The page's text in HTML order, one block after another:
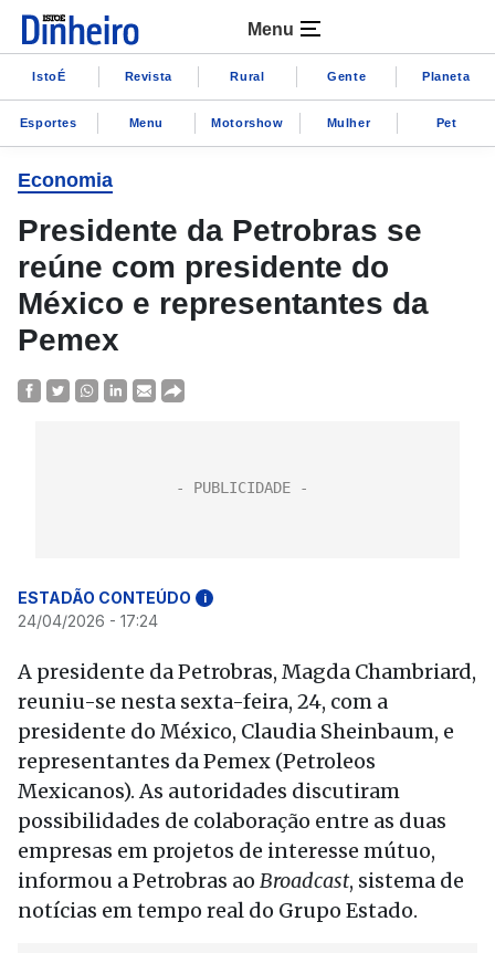
Menu
IstoÉ Revista Rural Gente Planeta
Esportes Menu Motorshow Mulher Pet
Economia
Presidente da Petrobras se
reúne com presidente do
México e representantes da
Pemex
ESTADÃO CONTEÚDO i
24/04/2026 - 17:24
A presidente da Petrobras, Magda Chambriard,
reuniu-se nesta sexta-feira, 24, com a
presidente do México, Claudia Sheinbaum, e
representantes da Pemex (Petroleos
Mexicanos). As autoridades discutiram
possibilidades de colaboração entre as duas
empresas em projetos de interesse mútuo,
informou a Petrobras ao Broadcast, sistema de
notícias em tempo real do Grupo Estado.